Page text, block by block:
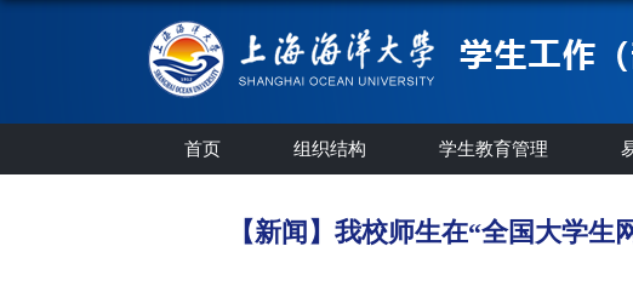
首页 组织结构 学生教育管理
【新闻】我校师生在“全国大学